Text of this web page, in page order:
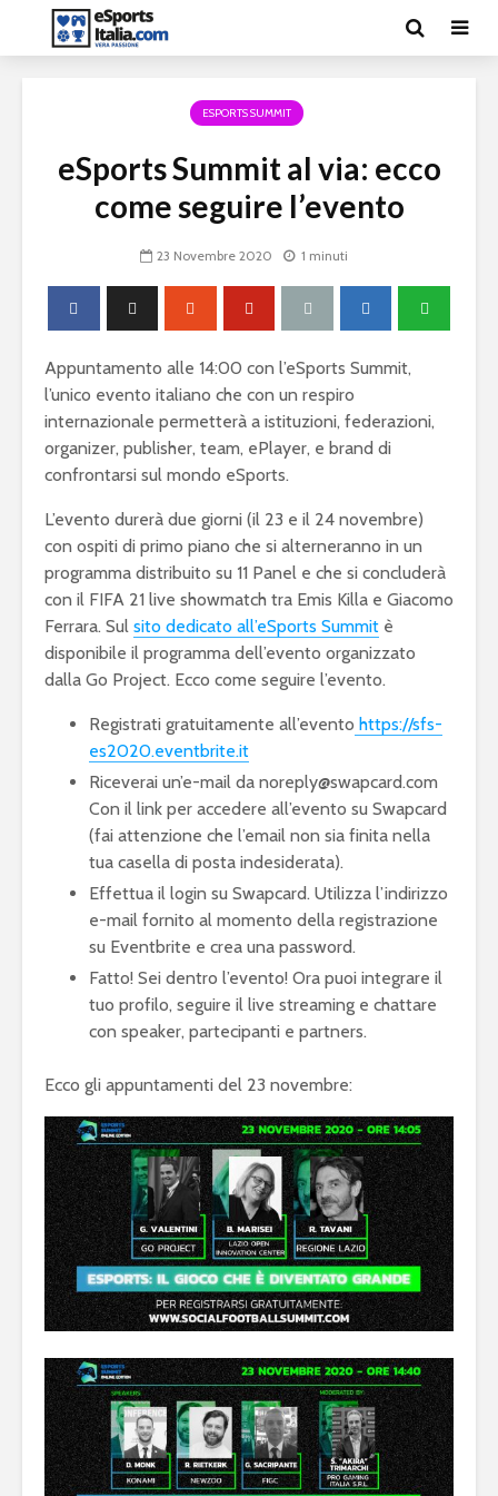
ESPORTS SUMMIT
eSports Summit al via: ecco
come seguire l’evento
23 Novembre 2020 1 minuti
Appuntamento alle 14:00 con l’eSports Summit,
l’unico evento italiano che con un respiro
internazionale permetterà a istituzioni, federazioni,
organizer, publisher, team, ePlayer, e brand di
confrontarsi sul mondo eSports.
L’evento durerà due giorni (il 23 e il 24 novembre)
con ospiti di primo piano che si alterneranno in un
programma distribuito su 11 Panel e che si concluderà
con il FIFA 21 live showmatch tra Emis Killa e Giacomo
Ferrara. Sul sito dedicato all’eSports Summit è
disponibile il programma dell’evento organizzato
dalla Go Project. Ecco come seguire l’evento.
Registrati gratuitamente all’evento https://sfs-
es2020.eventbrite.it
Riceverai un’e-mail da noreply@swapcard.com
Con il link per accedere all’evento su Swapcard
(fai attenzione che l’email non sia finita nella
tua casella di posta indesiderata).
Effettua il login su Swapcard. Utilizza l’indirizzo
e-mail fornito al momento della registrazione
su Eventbrite e crea una password.
Fatto! Sei dentro l’evento! Ora puoi integrare il
tuo profilo, seguire il live streaming e chattare
con speaker, partecipanti e partners.
Ecco gli appuntamenti del 23 novembre: